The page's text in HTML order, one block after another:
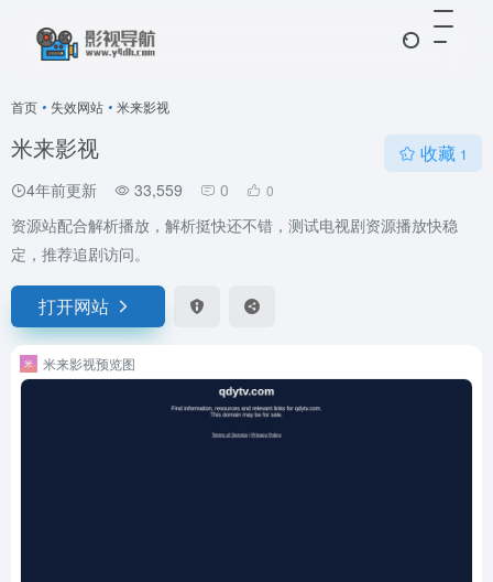
首页 • 失效网站 • 米来影视
米来影视
4年前更新 33,559 0 0
收藏 1
资源站配合解析播放，解析挺快还不错，测试电视剧资源播放快稳
定，推荐追剧访问。
打开网站
米来影视预览图